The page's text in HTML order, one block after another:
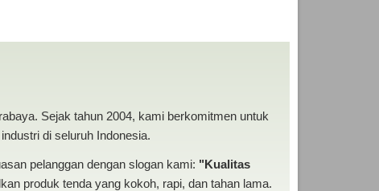
Sejak tahun 2004, kami berkomitmen untuk
di seluruh Indonesia.
pelanggan dengan slogan kami: "Kualitas
produk tenda yang kokoh, rapi, dan tahan lama.